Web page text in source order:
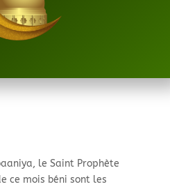
le Saint Prophète
ce mois béni sont les